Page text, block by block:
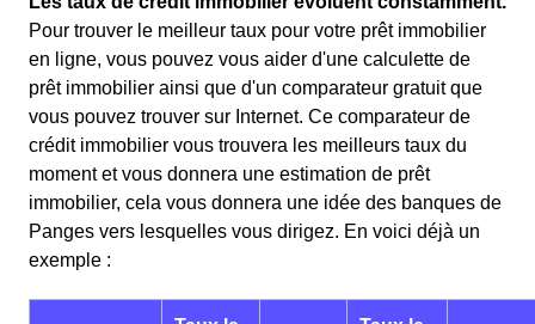
Pour trouver le meilleur taux pour votre prêt immobilier
en ligne, vous pouvez vous aider d'une calculette de
prêt immobilier ainsi que d'un comparateur gratuit que
vous pouvez trouver sur Internet. Ce comparateur de
crédit immobilier vous trouvera les meilleurs taux du
moment et vous donnera une estimation de prêt
immobilier, cela vous donnera une idée des banques de
Panges vers lesquelles vous dirigez. En voici déjà un
exemple :